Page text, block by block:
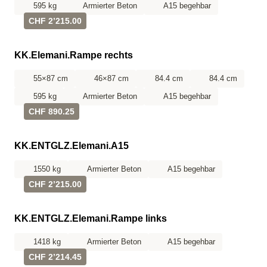
595 kg Armierter Beton A15 begehbar
CHF 2’215.00
KK.Elemani.Rampe rechts
55×87 cm 46×87 cm 84.4 cm
84.4 cm
595 kg
Armierter Beton A15 begehbar
CHF 890.25
KK.ENTGLZ.Elemani.A15
1550 kg Armierter Beton A15 begehbar
CHF 2’215.00
KK.ENTGLZ.Elemani.Rampe links
1418 kg Armierter Beton A15 begehbar
CHF 2’214.45